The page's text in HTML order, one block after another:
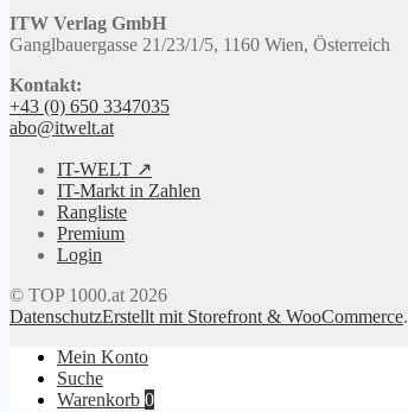
ITW Verlag GmbH
Ganglbauergasse 21/23/1/5, 1160 Wien, Österreich
Kontakt:
+43 (0) 650 3347035
abo@itwelt.at
IT-WELT ↗
IT-Markt in Zahlen
Rangliste
Premium
Login
© TOP 1000.at 2026
DatenschutzErstellt mit Storefront & WooCommerce.
Mein Konto
Suche
Warenkorb 0